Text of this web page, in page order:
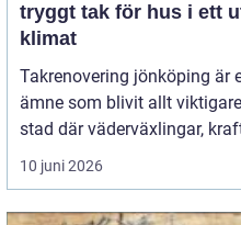
tryggt tak för hus i ett
klimat
Takrenovering jönköping är
ämne som blivit allt
stad där väderväxlingar,
10 juni 2026